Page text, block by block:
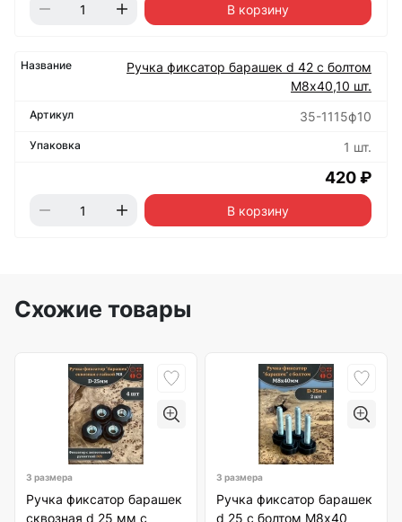
В корзину
Ручка фиксатор барашек d 42 с болтом
М8х40,10 шт.
35-1115ф10
1 шт.
420 ₽
В корзину
Схожие товары
3 размера
Ручка фиксатор барашек
сквозная d 25 мм с
3 размера
Ручка фиксатор барашек
d 25 с болтом М8х40